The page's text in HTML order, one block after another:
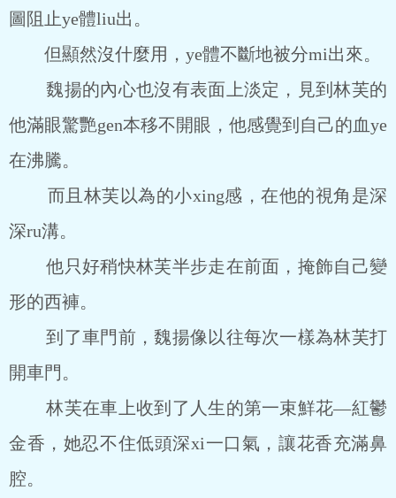
圖阻止ye體liu出。
但顯然沒什麼用，ye體不斷地被分mi出來。
魏揚的內心也沒有表面上淡定，見到林芙的
他滿眼驚艷gen本移不開眼，他感覺到自己的血ye
在沸騰。
而且林芙以為的小xing感，在他的視角是深
深ru溝。
他只好稍快林芙半步走在前面，掩飾自己變
形的西褲。
到了車門前，魏揚像以往每次一樣為林芙打
開車門。
林芙在車上收到了人生的第一束鮮花—紅鬱
金香，她忍不住低頭深xi一口氣，讓花香充滿鼻
腔。